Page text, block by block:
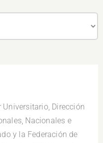
Universitario, Dirección
Nacionales e
y la Federación de